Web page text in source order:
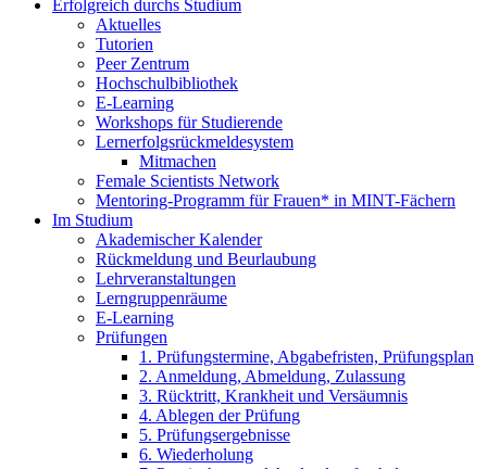
Erfolgreich durchs Studium
Aktuelles
Tutorien
Peer Zentrum
Hochschulbibliothek
E-Learning
Workshops für Studierende
Lernerfolgsrückmeldesystem
Mitmachen
Female Scientists Network
Mentoring-Programm für Frauen* in MINT-Fächern
Im Studium
Akademischer Kalender
Rückmeldung und Beurlaubung
Lehrveranstaltungen
Lerngruppenräume
E-Learning
Prüfungen
1. Prüfungstermine, Abgabefristen, Prüfungsplan
2. Anmeldung, Abmeldung, Zulassung
3. Rücktritt, Krankheit und Versäumnis
4. Ablegen der Prüfung
5. Prüfungsergebnisse
6. Wiederholung